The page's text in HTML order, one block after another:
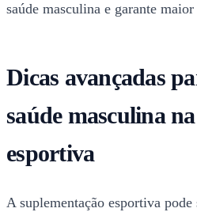
saúde masculina e garante
Dicas avançadas
saúde masculina
esportiva
A suplementação esportiva